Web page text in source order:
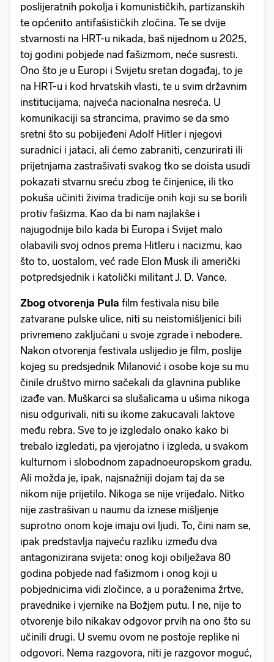
poslijeratnih pokolja i komunističkih, partizanskih
te općenito antifašističkih zločina. Te se dvije
stvarnosti na HRT-u nikada, baš nijednom u 2025,
toj godini pobjede nad fašizmom, neće susresti.
Ono što je u Europi i Svijetu sretan događaj, to je
na HRT-u i kod hrvatskih vlasti, te u svim državnim
institucijama, najveća nacionalna nesreća. U
komunikaciji sa strancima, pravimo se da smo
sretni što su pobijeđeni Adolf Hitler i njegovi
suradnici i jataci, ali ćemo zabraniti, cenzurirati ili
prijetnjama zastrašivati svakog tko se doista usudi
pokazati stvarnu sreću zbog te činjenice, ili tko
pokuša učiniti živima tradicije onih koji su se borili
protiv fašizma. Kao da bi nam najlakše i
najugodnije bilo kada bi Europa i Svijet malo
olabavili svoj odnos prema Hitleru i nacizmu, kao
što to, uostalom, već rade Elon Musk ili američki
potpredsjednik i katolički militant J. D. Vance.
Zbog otvorenja Pula film festivala nisu bile
zatvarane pulske ulice, niti su neistomišljenici bili
privremeno zaključani u svoje zgrade i nebodere.
Nakon otvorenja festivala uslijedio je film, poslije
kojeg su predsjednik Milanović i osobe koje su mu
činile društvo mirno sačekali da glavnina publike
izađe van. Muškarci sa slušalicama u ušima nikoga
nisu odgurivali, niti su ikome zakucavali laktove
među rebra. Sve to je izgledalo onako kako bi
trebalo izgledati, pa vjerojatno i izgleda, u svakom
kulturnom i slobodnom zapadnoeuropskom gradu.
Ali možda je, ipak, najsnažniji dojam taj da se
nikom nije prijetilo. Nikoga se nije vrijeđalo. Nitko
nije zastrašivan u naumu da iznese mišljenje
suprotno onom koje imaju ovi ljudi. To, čini nam se,
ipak predstavlja najveću razliku između dva
antagonizirana svijeta: onog koji obilježava 80
godina pobjede nad fašizmom i onog koji u
pobjednicima vidi zločince, a u poraženima žrtve,
pravednike i vjernike na Božjem putu. I ne, nije to
otvorenje bilo nikakav odgovor prvih na ono što su
učinili drugi. U svemu ovom ne postoje replike ni
odgovori. Nema razgovora, niti je razgovor moguć,